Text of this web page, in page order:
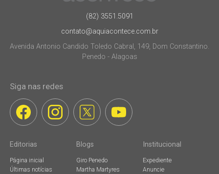
(82) 3551.5091
contato@aquiacontece.com.br
Avenida Antonio Candido Toledo Cabral, 149, Dom Constantino.
Penedo - Alagoas
Siga nas redes
Editorias
Página inicial
Últimas notícias
Blogs
Giro Penedo
Martha Martyres
Institucional
Expediente
Anuncie